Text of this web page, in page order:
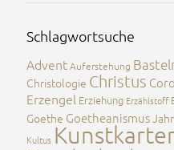
Schlagwortsuche
AdventAuferstehung
Christologie Christus
Erzengel Erziehung Erzählstoff
Goethe Goetheanismus
Kultus